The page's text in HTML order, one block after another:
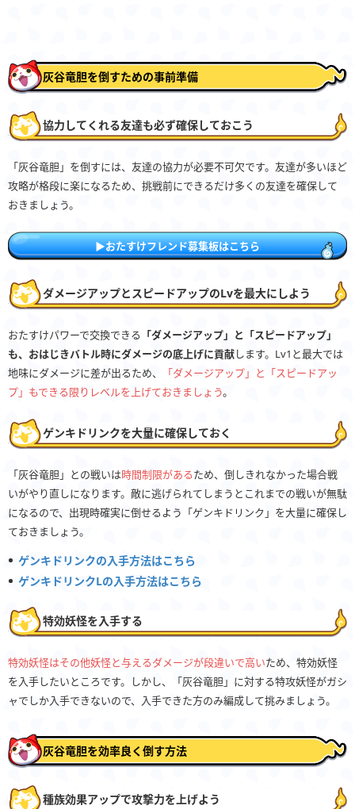
灰谷竜胆を倒すための事前準備
協力してくれる友達も必ず確保しておこう
「灰谷竜胆」を倒すには、友達の協力が必要不可欠です。友達が多いほど
攻略が格段に楽になるため、挑戦前にできるだけ多くの友達を確保して
おきましょう。
▶おたすけフレンド募集板はこちら
ダメージアップとスピードアップのLvを最大にしよう
おたすけパワーで交換できる 「ダメージアップ」と「スピードアップ」
も、おはじきバトル時にダメージの底上げに貢献します。Lv1と最大では
地味にダメージに差が出るため、
「ダメージアップ」と「スピードアッ
プ」もできる限りレベルを上げておきましょう。
ゲンキドリンクを大量に確保しておく
「灰谷竜胆」との戦いは時間制限があるため、倒しきれなかった場合戦
いがやり直しになります。敵に逃げられてしまうとこれまでの戦いが無駄
になるので、出現時確実に倒せるよう「ゲンキドリンク」を大量に確保し
ておきましょう。
ゲンキドリンクの入手方法はこちら
ゲンキドリンクLの入手方法はこちら
特効妖怪を入手する
特効妖怪はその他妖怪と与えるダメージが段違いで高いため、特効妖怪
を入手したいところです。しかし、「灰谷竜胆」に対する特攻妖怪がガシ
ャでしか入手できないので、入手できた方のみ編成して挑みましょう。
灰谷竜胆を効率良く倒す方法
種族効果アップで攻撃力を上げよう